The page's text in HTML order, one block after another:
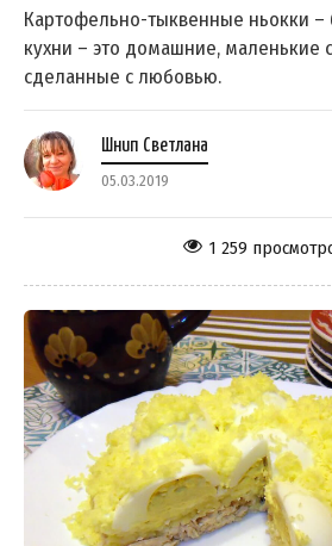
Картофельно-тыквенные ньокки –
кухни – это домашние, маленькие
сделанные с любовью.
Шнип Светлана
05.03.2019
1 259